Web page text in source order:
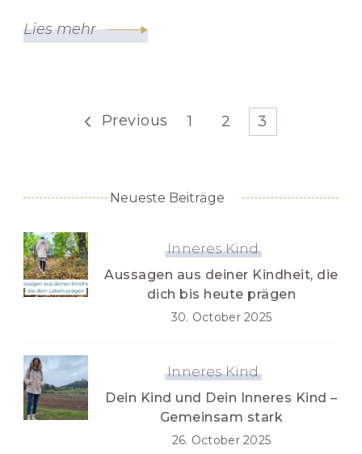
Lies mehr
PostsPrevious Page
1 Page
2 Page
3
Neueste Beiträge
Inneres Kind
Aussagen aus deiner Kindheit, die
dich bis heute prägen
30. October 2025
Inneres Kind
Dein Kind und Dein Inneres Kind –
Gemeinsam stark
26. October 2025